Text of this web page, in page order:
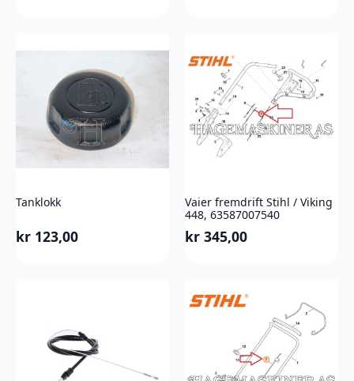
Tanklokk
kr 123,00
Vaier fremdrift Stihl / Viking
448, 63587007540
kr 345,00